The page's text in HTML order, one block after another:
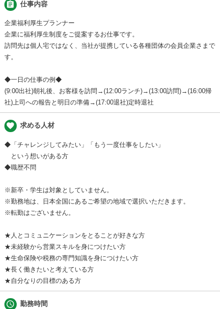
assignment 仕事内容
企業福利厚生プランナー
企業に福利厚生制度をご提案するお仕事です。
訪問先は個人宅ではなく、当社が提携している各種団体の会員企業さまで
す。
◆一日の仕事の例◆
(9:00出社)朝礼後、お客様を訪問→(12:00ランチ)→(13:00訪問)→(16:00帰
社)上司への報告と明日の準備→(17:00退社)定時退社
favorite 求める人材
◆「チャレンジしてみたい」「もう一度仕事をしたい」
という想いがある方
◆職歴不問
※新卒・学生は対象としていません。
※勤務地は、日本全国にあるご希望の地域で選択いただきます。
※転勤はございません。
★人とコミュニケーションをとることが好きな方
★未経験から営業スキルを身につけたい方
★生命保険や税務の専門知識を身につけたい方
★長く働きたいと考えている方
★自分なりの目標のある方
schedule 勤務時間